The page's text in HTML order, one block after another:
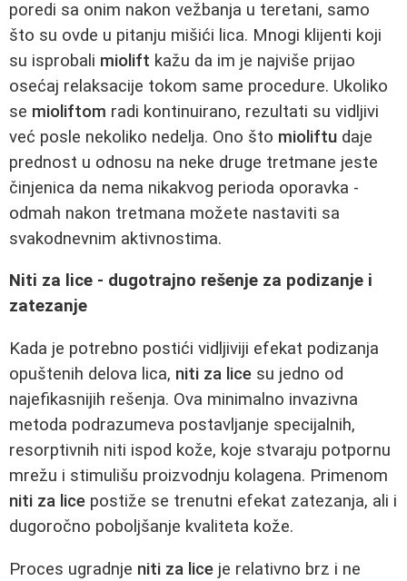
poredi sa onim nakon vežbanja u teretani, samo
što su ovde u pitanju mišići lica. Mnogi klijenti koji
su isprobali miolift kažu da im je najviše prijao
osećaj relaksacije tokom same procedure. Ukoliko
se mioliftom radi kontinuirano, rezultati su vidljivi
već posle nekoliko nedelja. Ono što mioliftu daje
prednost u odnosu na neke druge tretmane jeste
činjenica da nema nikakvog perioda oporavka -
odmah nakon tretmana možete nastaviti sa
svakodnevnim aktivnostima.
Niti za lice - dugotrajno rešenje za podizanje i
zatezanje
Kada je potrebno postići vidljiviji efekat podizanja
opuštenih delova lica, niti za lice su jedno od
najefikasnijih rešenja. Ova minimalno invazivna
metoda podrazumeva postavljanje specijalnih,
resorptivnih niti ispod kože, koje stvaraju potpornu
mrežu i stimulišu proizvodnju kolagena. Primenom
niti za lice postiže se trenutni efekat zatezanja, ali i
dugoročno poboljšanje kvaliteta kože.
Proces ugradnje niti za lice je relativno brz i ne